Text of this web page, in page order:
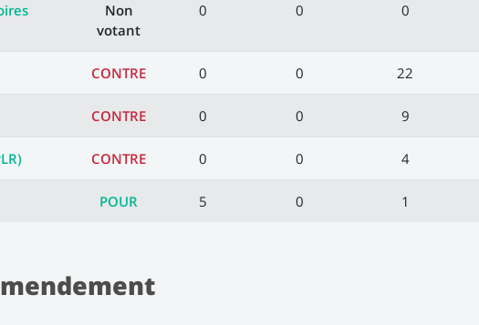
Non
votant
0 0 0
CONTRE 0 0 22
CONTRE 0 0 9
CONTRE 0 0 4
POUR 5 0 1